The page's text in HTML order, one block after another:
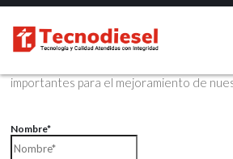
Contáctenos Vía Email
Envíenos sus datos con sus comentarios,
importantes para el mejoramiento de
Nombre*